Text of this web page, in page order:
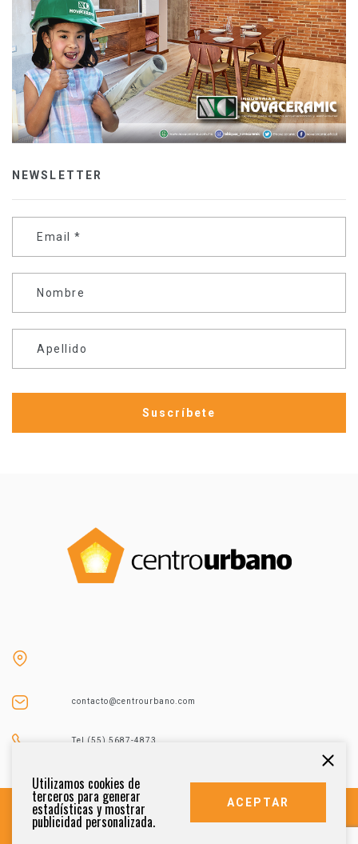
NEWSLETTER
Email *
Nombre
Apellido
contacto@centrourbano.com
Tel (55) 5687-4873
Utilizamos cookies de
terceros para generar
estadísticas y mostrar
publicidad personalizada.
ACEPTAR